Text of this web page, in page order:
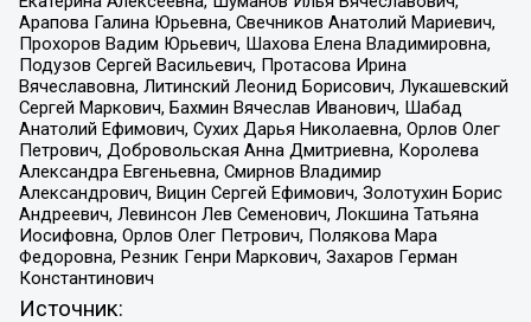
Арапова Галина Юрьевна, Свечников Анатолий Мариевич,
Прохоров Вадим Юрьевич, Шахова Елена Владимировна,
Подузов Сергей Васильевич, Протасова Ирина
Вячеславовна, Литинский Леонид Борисович, Лукашевский
Сергей Маркович, Бахмин Вячеслав Иванович, Шабад
Анатолий Ефимович, Сухих Дарья Николаевна, Орлов Олег
Петрович, Добровольская Анна Дмитриевна, Королева
Александра Евгеньевна, Смирнов Владимир
Александрович, Вицин Сергей Ефимович, Золотухин Борис
Андреевич, Левинсон Лев Семенович, Локшина Татьяна
Иосифовна, Орлов Олег Петрович, Полякова Мара
Федоровна, Резник Генри Маркович, Захаров Герман
Константинович
Источник: